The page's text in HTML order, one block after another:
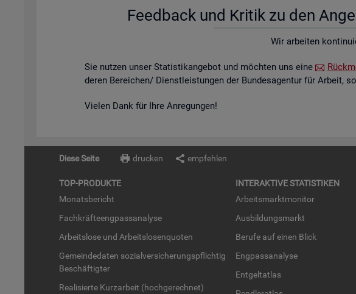
Feed­back und Kri­tik zu den
Wir ar­bei­ten
Sie nut­zen unser Sta­tis­tik­an­ge­bot und möch­ten uns eine
de­ren Be­rei­chen/ Dienst­leis­tun­gen der Bun­des­agen­tur für Ar­beit,
Vie­len Dank für Ihre An­re­gun­gen!
Diese Seite drucken empfehlen
TOP-PRO­DUK­TE
Mo­nats­be­richt
Fach­kräf­te­eng­pass­ana­ly­se
Ar­beits­lo­se und Ar­beits­lo­sen­quo­ten
Ge­mein­de­da­ten so­zi­al­ver­si­che­rungs­pflich­tig
Be­schäf­tig­ter
Rea­li­sier­te Kurz­ar­beit (hoch­ge­rech­net)
IN­TER­AK­TI­VE STA­TIS­TI­KEN
Ar­beits­markt­mo­ni­tor
Aus­bil­dungs­markt
Be­ru­fe auf einen Blick
Eng­pass­ana­ly­se
Ent­gel­t­at­las